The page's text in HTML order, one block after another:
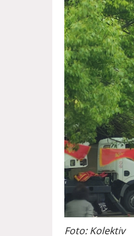
Foto: Kolektiv